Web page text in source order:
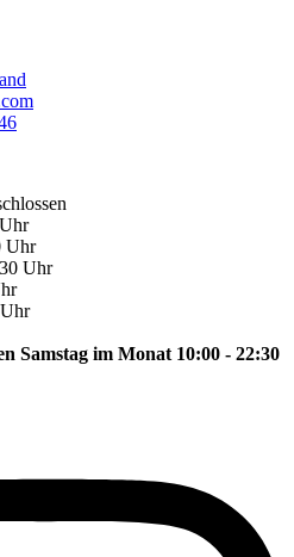
Uhr
Uhr
Samstag im Monat 10:00 - 22:30